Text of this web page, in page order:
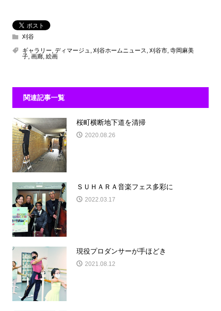
刈谷
ギャラリー, ディマージュ, 刈谷ホームニュース, 刈谷市, 寺岡麻美
子, 画廊, 絵画
関連記事一覧
桜町横断地下道を清掃
2020.08.26
ＳＵＨＡＲＡ音楽フェス多彩に
2022.03.17
現役プロダンサーが手ほどき
2021.08.12